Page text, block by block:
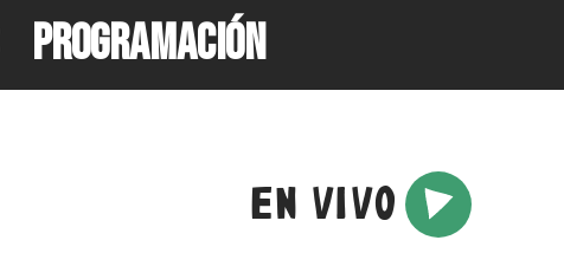
PROGRAMACIÓN
EN VIVO